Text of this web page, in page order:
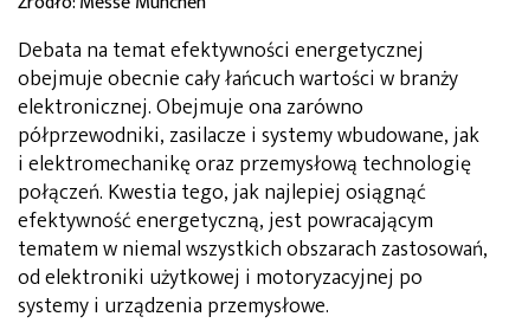
Debata na temat efektywności energetycznej
obejmuje obecnie cały łańcuch wartości w branży
elektronicznej. Obejmuje ona zarówno
półprzewodniki, zasilacze i systemy wbudowane, jak
i elektromechanikę oraz przemysłową technologię
połączeń. Kwestia tego, jak najlepiej osiągnąć
efektywność energetyczną, jest powracającym
tematem w niemal wszystkich obszarach zastosowań,
od elektroniki użytkowej i motoryzacyjnej po
systemy i urządzenia przemysłowe.